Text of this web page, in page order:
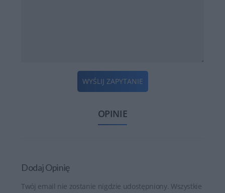
WYŚLIJ ZAPYTANIE
OPINIE
Dodaj Opinię
Twój email nie zostanie nigdzie udostępniony. Wszystkie